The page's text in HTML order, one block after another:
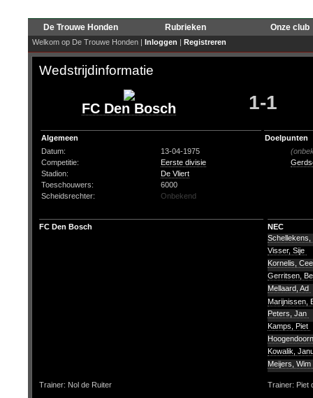
De Trouwe Honden Rubrieken Onze club
Welkom op De Trouwe Honden | Inloggen | Registreren
Wedstrijdinformatie
FC Den Bosch 1-1
Algemeen
Datum:
13-04-1975
Competitie:
Eerste divisie
Stadion:
De Vliert
Toeschouwers:
6000
Scheidsrechter:
Onbekend
Doelpunten
FC Den Bosch
NEC
Visser, Sije
Kornelis,
Gerritsen,
Mellaard, Ad
Marijnissen,
Peters, Jan
Kamps, Piet
Kowalik,
Meijers, Wim
Trainer: Nol de Ruiter Trainer: Piet